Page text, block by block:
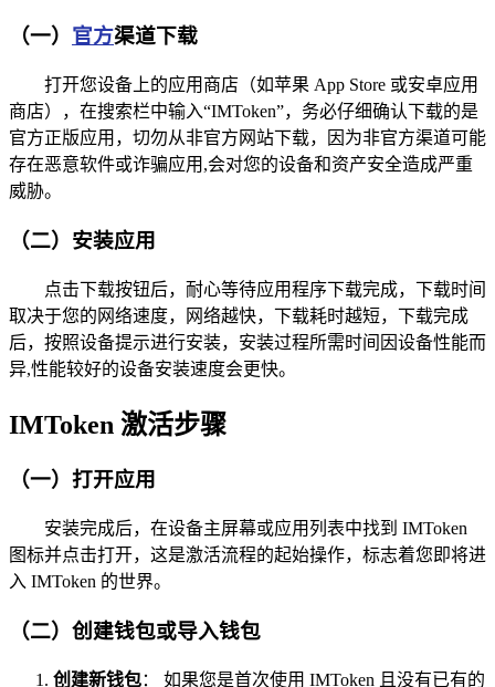
（一） 官方渠道下载
打开您设备上的应用商店（如苹果 App Store 或安卓应用
商店），在搜索栏中输入“IMToken”，务必仔细确认下载的是
官方正版应用，切勿从非官方网站下载，因为非官方渠道可能
存在恶意软件或诈骗应用,会对您的设备和资产安全造成严重
威胁。
（二）安装应用
点击下载按钮后，耐心等待应用程序下载完成，下载时间
取决于您的网络速度，网络越快，下载耗时越短，下载完成
后，按照设备提示进行安装，安装过程所需时间因设备性能而
异,性能较好的设备安装速度会更快。
IMToken 激活步骤
（一）打开应用
安装完成后，在设备主屏幕或应用列表中找到 IMToken
图标并点击打开，这是激活流程的起始操作，标志着您即将进
入 IMToken 的世界。
（二）创建钱包或导入钱包
创建新钱包： 如果您是首次使用 IMToken 且没有已有的